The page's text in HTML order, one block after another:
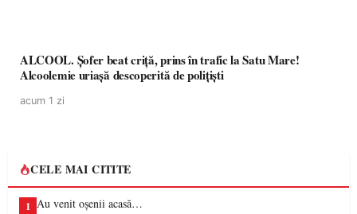
ALCOOL. Șofer beat criță, prins în trafic la Satu Mare!
Alcoolemie uriașă descoperită de polițiști
acum 1 zi
CELE MAI CITITE
1 Au venit oșenii acasă…